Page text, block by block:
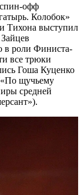
офф
Колобок»
Тихона выступил
в роли Финиста-
все трюки
Гоша Куценко
щучьему
средней